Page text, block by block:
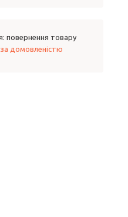
повернення товару
за домовленістю